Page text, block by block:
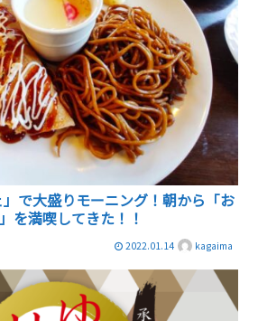
で大盛りモーニング！朝から「お
を満喫してきた！！
2022.01.14 kagaima